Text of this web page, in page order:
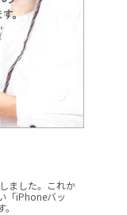
ました。これか
「iPhoneバッ